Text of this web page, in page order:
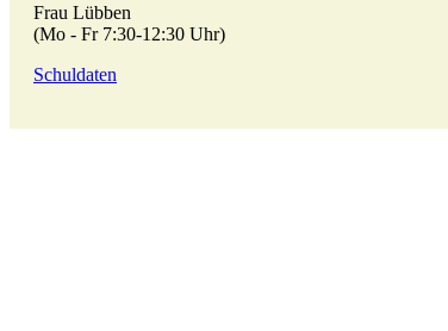
Frau Lübben
(Mo - Fr 7:30-12:30 Uhr)
Schuldaten